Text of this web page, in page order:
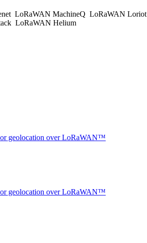
LoRaWAN MachineQ LoRaWAN Loriot
LoRaWAN Helium
geolocation over LoRaWAN™
geolocation over LoRaWAN™